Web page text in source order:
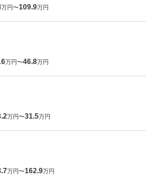
万円〜109.9万円
万円〜46.8万円
万円〜31.5万円
万円〜162.9万円